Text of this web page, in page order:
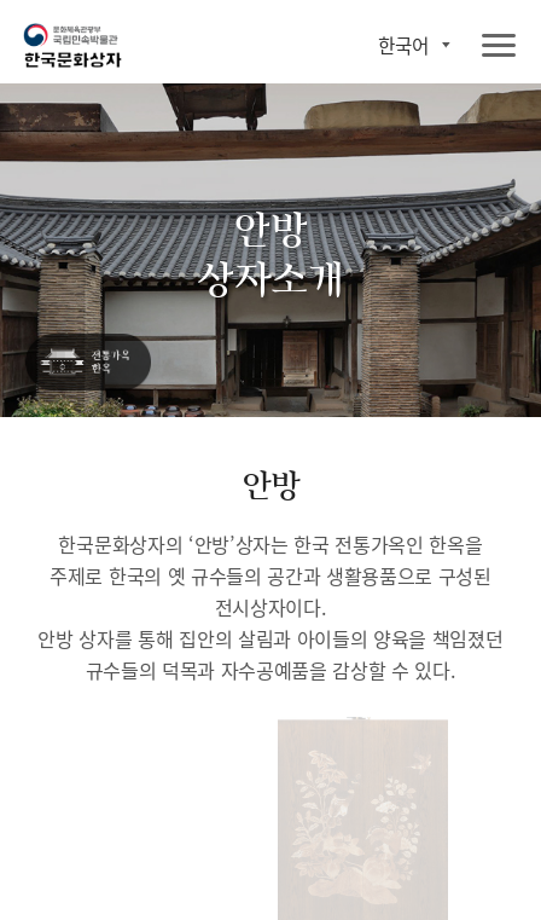
한국어
안방
상자소개
안방
한국문화상자의 ‘안방’상자는 한국 전통가옥인 한옥을
주제로 한국의 옛 규수들의 공간과 생활용품으로 구성된
전시상자이다.
안방 상자를 통해 집안의 살림과 아이들의 양육을 책임졌던
규수들의 덕목과 자수공예품을 감상할 수 있다.